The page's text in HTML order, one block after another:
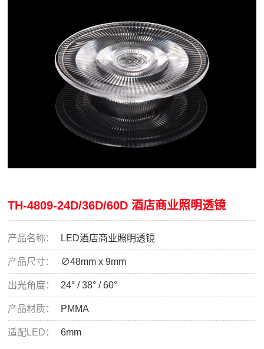
TH-4809-24D/36D/60D 酒店商业照明透镜
产品名称： LED酒店商业照明透镜
产品尺寸： ∅48mm x 9mm
出光角度： 24° / 38° / 60°
产品材质： PMMA
适配LED： 6mm